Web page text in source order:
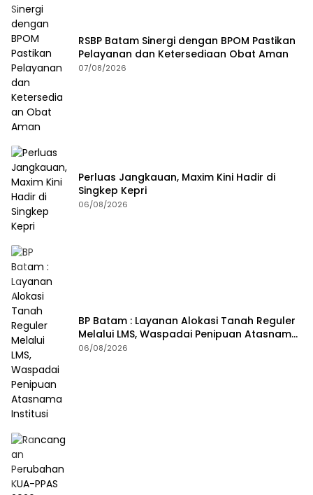
RSBP Batam Sinergi dengan BPOM Pastikan
Pelayanan dan Ketersediaan Obat Aman
07/08/2026
Perluas Jangkauan, Maxim Kini Hadir di
Singkep Kepri
06/08/2026
BP Batam : Layanan Alokasi Tanah Reguler
Melalui LMS, Waspadai Penipuan Atasnama
Institusi
06/08/2026